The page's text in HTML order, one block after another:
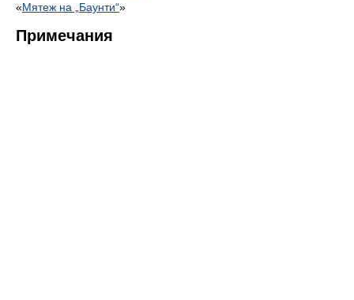
«Мятеж на „Баунти“»
Примечания